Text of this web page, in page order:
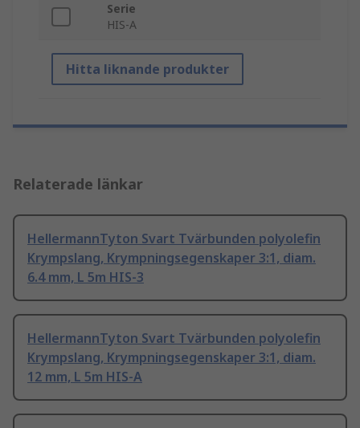
Serie
HIS-A
Hitta liknande produkter
Relaterade länkar
HellermannTyton Svart Tvärbunden polyolefin
Krympslang, Krympningsegenskaper 3:1, diam.
6.4 mm, L 5m HIS-3
HellermannTyton Svart Tvärbunden polyolefin
Krympslang, Krympningsegenskaper 3:1, diam.
12 mm, L 5m HIS-A